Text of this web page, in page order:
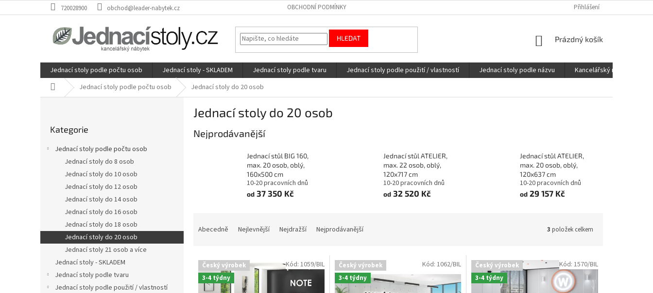
na
720028900 obchod@leader-nabytek.cz OBCHODNÍ PODMÍNKY Přihlášení
HLEDAT
NÁKUPNÍ
Prázdný košík
Jednací stoly podle počtu osob Jednací stoly - SKLADEM Jednací stoly podle tvaru Jednací stoly podle použití / vlastností Jednací stoly podle názvu
Kancelářský nábytek FOX
Domů Jednací stoly podle počtu osob Jednací stoly do 20 osob
e
l
kategorie
Kategorie
Jednací stoly podle počtu osob
Jednací stoly do 8 osob
Jednací stoly do 10 osob
Jednací stoly do 12 osob
Jednací stoly do 14 osob
Jednací stoly do 16 osob
Jednací stoly do 18 osob
Jednací stoly do 20 osob
Jednací stoly 21 osob a více
Jednací stoly - SKLADEM
Jednací stoly podle tvaru
Jednací stoly podle použití / vlastností
Jednací stoly do 20 osob
Nejprodávanější
Jednací stůl BIG 160,
max. 20 osob, oblý,
160x500 cm
10-20 pracovních dnů
od 37 350 Kč
Jednací stůl ATELIER,
max. 22 osob, oblý,
120x717 cm
10-20 pracovních dnů
od32 520 Kč
Jednací stůl ATELIER,
max. 20 osob, oblý,
120x637 cm
10-20 pracovních dnů
od29 157 Kč
n
p
Abecedně Nejlevnější Nejdražší Nejprodávanější 3 položek celkem
V
p
Český výrobek
3-4 týdny
Kód: 1059/BIL
Český výrobek
3-4 týdny
Kód: 1062/BIL
Český výrobek
3-4 týdny
Kód: 1570/BIL